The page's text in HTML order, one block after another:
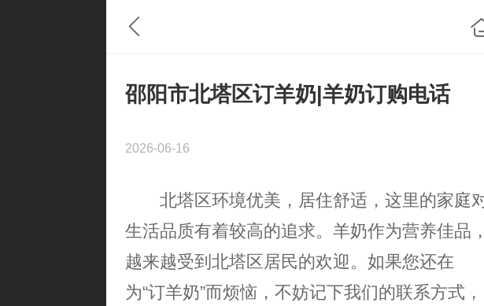
邵阳市北塔区订羊奶|羊奶订购电话
2026-06-16
北塔区环境优美，居住舒适，这里的家庭
生活品质有着较高的追求。羊奶作为营养佳品
越来越受到北塔区居民的欢迎。如果您还在
为“订羊奶”而烦恼，不妨记下我们的联系方式，